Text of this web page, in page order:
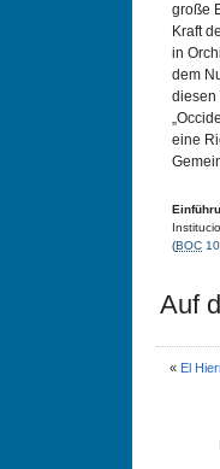
große
Kraft
in
dem
diesen
eine
(BOC
Auf
« El